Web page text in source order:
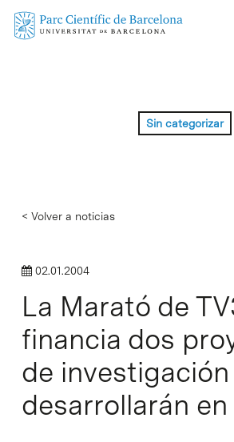
Skip
Sin categorizar
< Volver a noticias
02.01.2004
La Marató de
financia dos
de
desarrollarán en